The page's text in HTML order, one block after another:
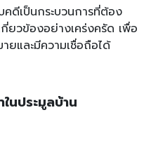
ดีเป็นกระบวนการที่ต้อง
ยวข้องอย่างเคร่งครัด เพื่อ
ยและมีความเชื่อถือได้
นประมูลบ้าน